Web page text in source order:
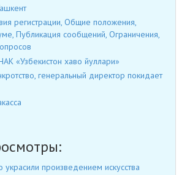
регистрации, Общие положения,
Публикация сообщений, Ограничения,
«Узбекистон хаво йуллари»
генеральный директор покидает
произведением искусства